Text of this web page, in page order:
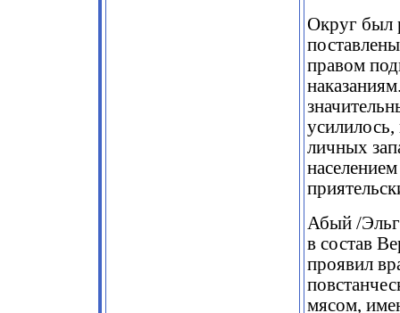
Округ был
правом
усилилось,
личных
Абый /
в состав
проявил
мясом,